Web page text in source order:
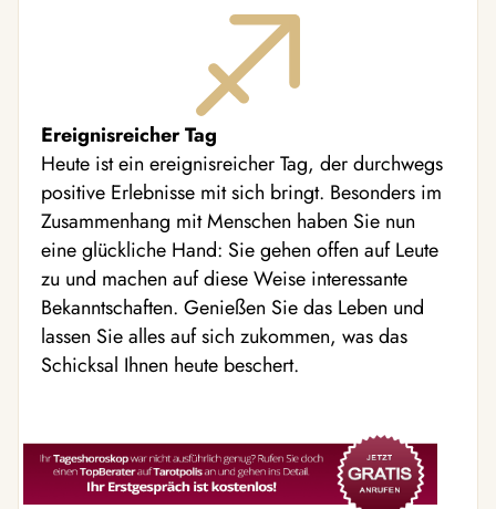
Ereignisreicher Tag
Heute ist ein ereignisreicher Tag, der durchwegs
positive Erlebnisse mit sich bringt. Besonders im
Zusammenhang mit Menschen haben Sie nun
eine glückliche Hand: Sie gehen offen auf Leute
zu und machen auf diese Weise interessante
Bekanntschaften. Genießen Sie das Leben und
lassen Sie alles auf sich zukommen, was das
Schicksal Ihnen heute beschert.